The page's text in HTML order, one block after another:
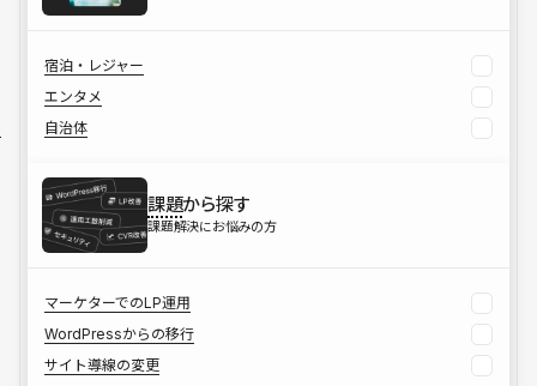
宿泊・レジャー
エンタメ
自治体
課題から探す
課題解決にお悩みの方
マーケターでのLP運用
WordPressからの移行
サイト導線の変更